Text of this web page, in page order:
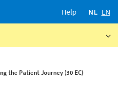
Help NL EN
the Patient Journey (30 EC)